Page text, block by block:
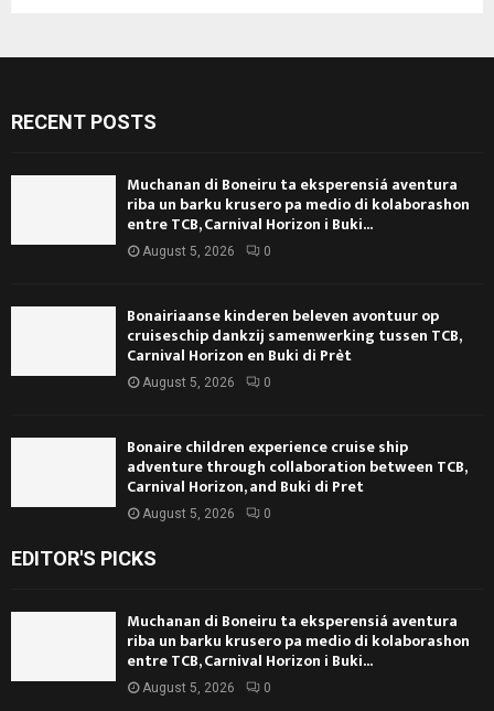
RECENT POSTS
Muchanan di Boneiru ta eksperensiá aventura
riba un barku krusero pa medio di kolaborashon
entre TCB, Carnival Horizon i Buki...
August 5, 2026 0
Bonairiaanse kinderen beleven avontuur op
cruiseschip dankzij samenwerking tussen TCB,
Carnival Horizon en Buki di Prèt
August 5, 2026 0
Bonaire children experience cruise ship
adventure through collaboration between TCB,
Carnival Horizon, and Buki di Pret
August 5, 2026 0
EDITOR'S PICKS
Muchanan di Boneiru ta eksperensiá aventura
riba un barku krusero pa medio di kolaborashon
entre TCB, Carnival Horizon i Buki...
August 5, 2026 0